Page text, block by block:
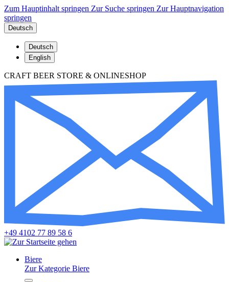
Zum Hauptinhalt springen Zur Suche springen Zur Hauptnavigation
springen
Deutsch
Deutsch
English
CRAFT BEER STORE & ONLINESHOP
+49 4102 77 89 58 6
Biere
Zur Kategorie Biere